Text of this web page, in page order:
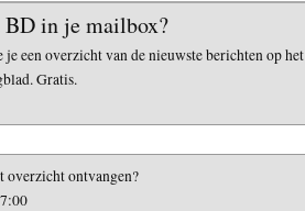
BD in je mailbox?
je een overzicht van de nieuwste berichten op het
Gratis.
overzicht ontvangen?